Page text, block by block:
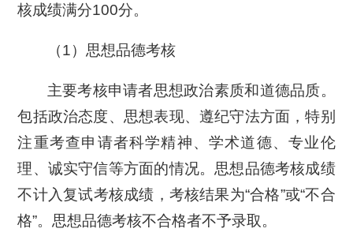
核成绩满分100分。
（1）思想品德考核
主要考核申请者思想政治素质和道德品质。
包括政治态度、思想表现、遵纪守法方面，特别
注重考查申请者科学精神、学术道德、专业伦
理、诚实守信等方面的情况。思想品德考核成绩
不计入复试考核成绩，考核结果为“合格”或“不合
格”。思想品德考核不合格者不予录取。